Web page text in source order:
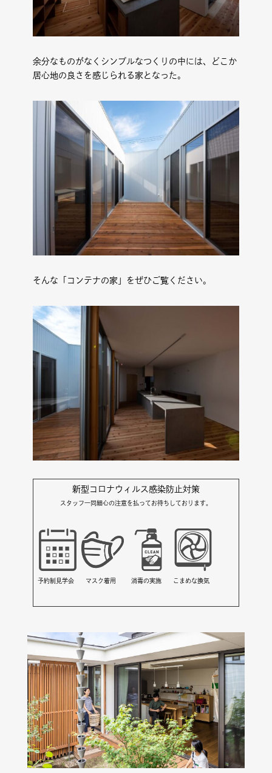
余分なものがなくシンプルなつくりの中には、どこか
居心地の良さを感じられる家となった。
そんな「コンテナの家」をぜひご覧ください。
新型コロナウィルス感染防止対策
スタッフ一同細心の注意を払ってお待ちしております。
予約制見学会 マスク着用 消毒の実施 こまめな換気